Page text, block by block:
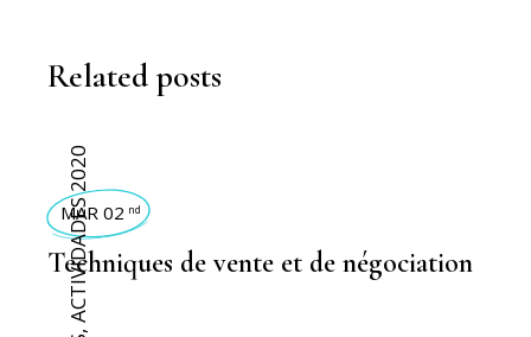
Related posts
,
ACTIVIDADES 2020
MAR 02 nd
Techniques de vente et de négociation